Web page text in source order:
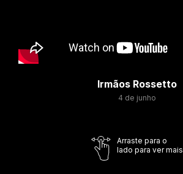
Irmãos Rossetto
4 de junho
Arraste para o
lado para ver mais